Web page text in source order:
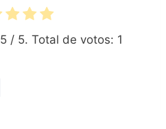
5/ 5. Total de votos: 1